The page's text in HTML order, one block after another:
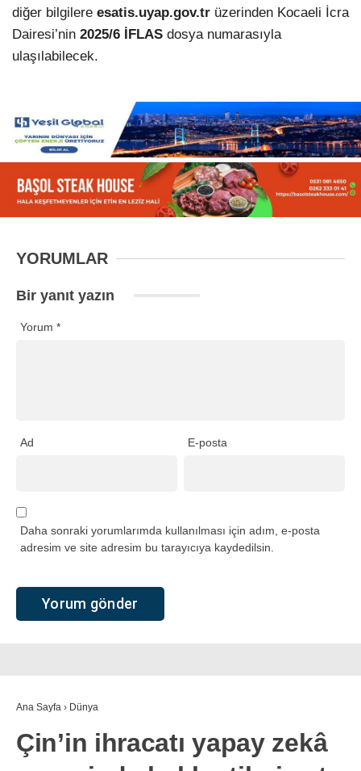
diğer bilgilere esatis.uyap.gov.tr üzerinden Kocaeli İcra
Dairesi’nin 2025/6 İFLAS dosya numarasıyla
ulaşılabilecek.
YORUMLAR
Bir yanıt yazın
Yorum *
Ad E-posta
Daha sonraki yorumlarımda kullanılması için adım, e-posta
adresim ve site adresim bu tarayıcıya kaydedilsin.
Ana Sayfa › Dünya
Çin’in ihracatı yapay zekâ